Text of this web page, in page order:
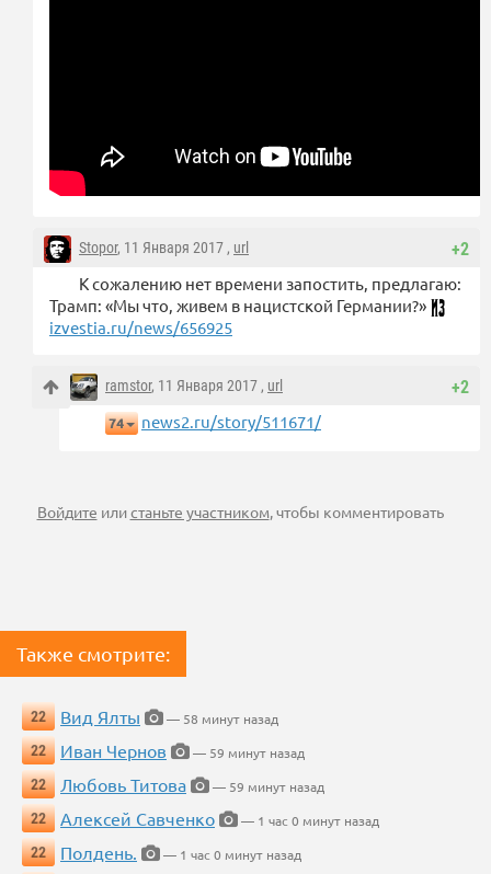
+2
Stopor, 11 Января 2017 , url
К сожалению нет времени запостить, предлагаю:
Трамп: «Мы что, живем в нацистской Германии?»
izvestia.ru/news/656925
+2
ramstor, 11 Января 2017 , url
74 news2.ru/story/511671/
Войдите илистаньте участником, чтобы комментировать
Также смотрите:
22 Вид Ялты
— 58 минут назад
22
Иван Чернов
— 59 минут назад
22
Любовь Титова
— 59 минут назад
22
Алексей Савченко
— 1 час 0 минут назад
22
Полдень.
— 1 час 0 минут назад